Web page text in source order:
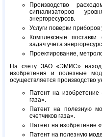
Производство
сигнализаторов
энергоресурсов.
Услуги поверки приборов
Комплексные
задач учета
Проектирование,
На счету ЗАО «ЭМИС»
изобретения и полезные
осуществляется производство
Патент на изобретение
газа».
Патент на полезную
счетчиков газа».
Патент на изобретение
Патент на полезную